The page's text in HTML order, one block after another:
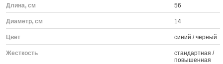
Длина, см 56
Диаметр, см 14
Цвет синий / черный
Жесткость
стандартная /
повышенная